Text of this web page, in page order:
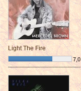
Light The Fire
7,0
¯¯¯¯¯¯¯¯¯¯¯¯¯¯¯¯¯¯¯¯¯¯¯¯